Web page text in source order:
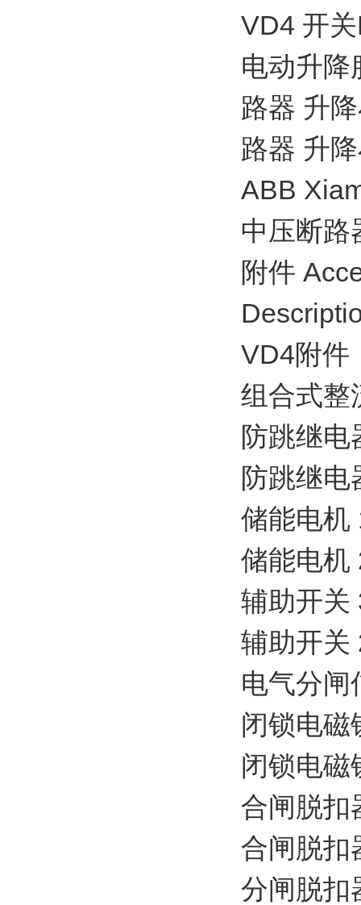
VD4 开
电动升
路器 升
路器 升
ABB
中压断路
附件
VD4附件
组合式整
防跳继
防跳继
储能电机
储能电机
辅助开关
辅助开关
电气分闸
闭锁电磁
闭锁电磁
合闸脱扣
合闸脱扣
分闸脱扣